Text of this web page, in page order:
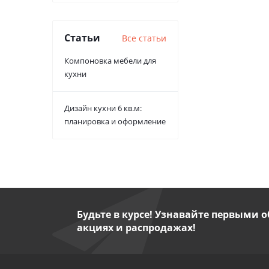
Статьи Все статьи
Компоновка мебели для
кухни
Дизайн кухни 6 кв.м:
планировка и оформление
Будьте в курсе! Узнавайте первыми
акциях и распродажах!